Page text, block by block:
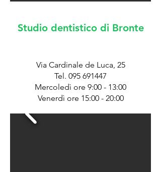
Studio dentistico di Bronte
Via Cardinale de Luca, 25
Tel. 095 691447
Mercoledì ore 9:00 - 13:00
Venerdì ore 15:00 - 20:00